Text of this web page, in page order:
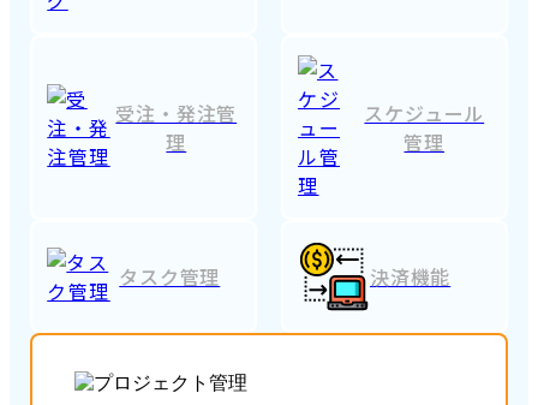
受注・発注管
理
スケジュール
管理
タスク管理 決済機能